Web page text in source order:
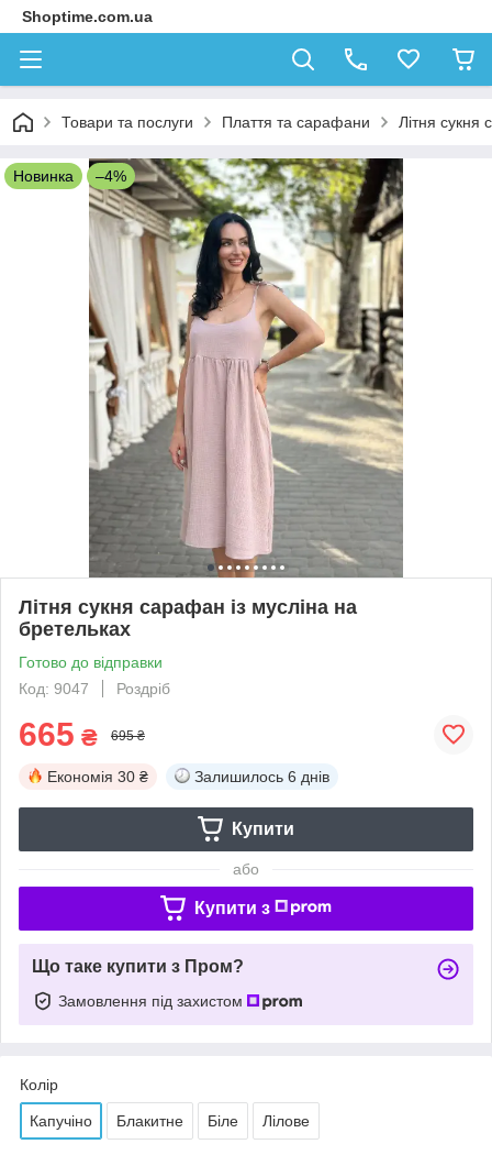
Shoptime.com.ua
Товари та послуги Плаття та сарафани Літня сукня
Новинка –4%
Літня сукня сарафан із мусліна на
бретельках
Готово до відправки
Код: 9047
Роздріб
665 ₴ 695 ₴
Економія 30 ₴ Залишилось 6 днів
Купити
або
Купити з
Що таке купити з Пром?
Замовлення під захистом
Колір
Капучіно Блакитне Біле Лілове